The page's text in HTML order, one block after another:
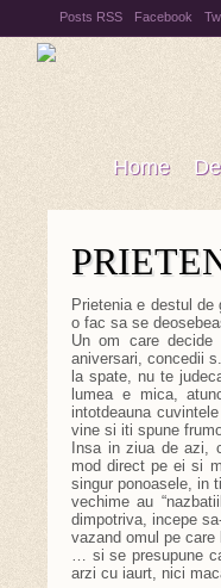
Posts RSS Facebook
Home
Prietenia e destul
o fac sa se
Un om care
aniversari, concedii
la spate, nu te
lumea e mica,
intotdeauna
vine si iti spune
Insa in ziua de azi,
mod direct pe ei si
singur ponoasele, in
vechime au
dimpotriva, incepe
vazand omul pe
… si se presupune
arzi cu iaurt, nici